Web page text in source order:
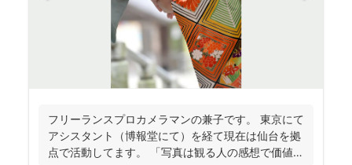
フリーランスプロカメラマンの兼子です。 東京にて
アシスタント（博報堂にて）を経て現在は仙台を拠
点で活動してます。 「写真は観る人の感想で価値観